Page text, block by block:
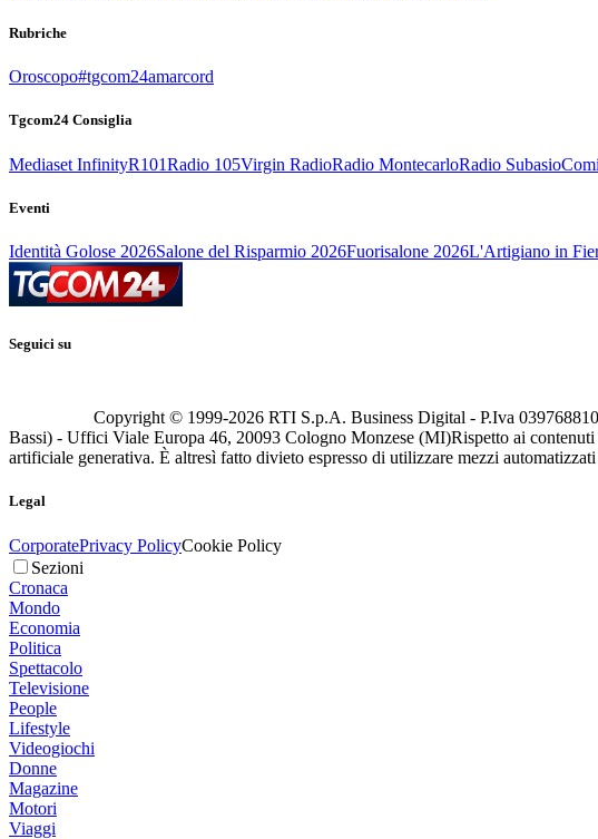
Rubriche
Oroscopo#tgcom24amarcord
Tgcom24 Consiglia
Mediaset InfinityR101Radio 105Virgin RadioRadio MontecarloRadio Subasio
Eventi
Identità Golose 2026Salone del Risparmio 2026Fuorisalone 2026L'Artigiano in
Seguici su
Copyright © 1999-2026 RTI S.p.A. Business Digital - P.Iva
Bassi) - Uffici Viale Europa 46, 20093 Cologno Monzese (MI)Rispetto ai
artificiale generativa. È altresì fatto divieto espresso di utilizzare mezzi
Legal
CorporatePrivacy PolicyCookie Policy
Sezioni
Cronaca
Mondo
Economia
Politica
Spettacolo
Televisione
People
Lifestyle
Videogiochi
Donne
Magazine
Motori
Viaggi